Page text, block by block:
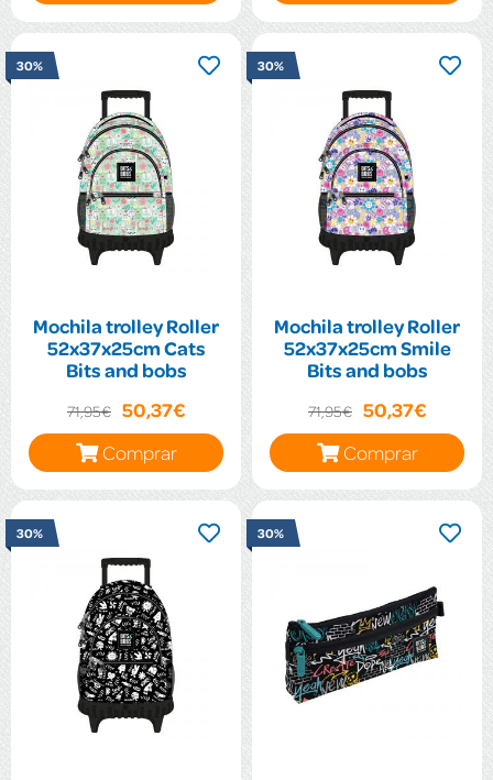
30%
Mochila trolley Roller
52x37x25cm Cats
Bits and bobs
71,95€ 50,37€
Comprar
30%
Mochila trolley Roller
52x37x25cm Smile
Bits and bobs
71,95€ 50,37€
Comprar
30% 30%